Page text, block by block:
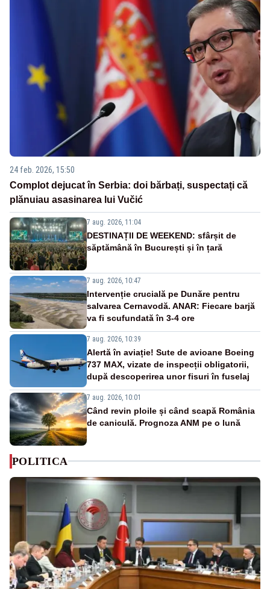
24 feb. 2026, 15:50
Complot dejucat în Serbia: doi bărbați, suspectați că
plănuiau asasinarea lui Vučić
7 aug. 2026, 11:04
DESTINAȚII DE WEEKEND: sfârșit de
săptămână în București și în țară
7 aug. 2026, 10:47
Intervenție crucială pe Dunăre pentru
salvarea Cernavodă. ANAR: Fiecare barjă
va fi scufundată în 3-4 ore
7 aug. 2026, 10:39
Alertă în aviație! Sute de avioane Boeing
737 MAX, vizate de inspecții obligatorii,
după descoperirea unor fisuri în fuselaj
7 aug. 2026, 10:01
Când revin ploile și când scapă România
de caniculă. Prognoza ANM pe o lună
POLITICA